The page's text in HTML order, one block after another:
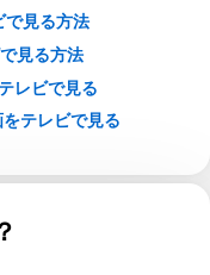
で見る方法
見る方法
レビで見る
テレビで見る